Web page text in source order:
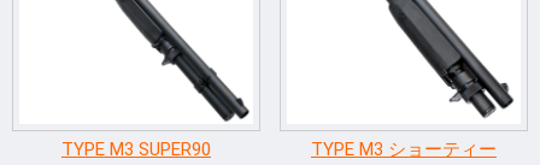
TYPE M3 SUPER90
TYPE M3 ショーティー